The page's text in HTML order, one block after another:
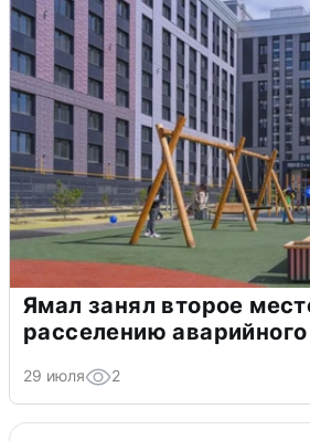
Ямал занял второе
расселению
29 июля 2